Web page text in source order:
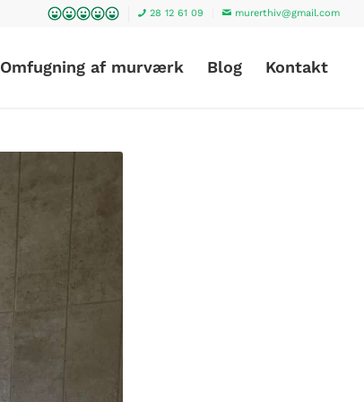
28 12 61 09 murerthiv@gmail.com
Omfugning af murværk Blog Kontakt